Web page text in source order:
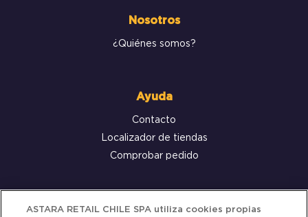
Nosotros
¿Quiénes somos?
Ayuda
Contacto
Localizador de tiendas
Comprobar pedido
Servicio al cliente
ASTARA RETAIL CHILE SPA utiliza cookies propias